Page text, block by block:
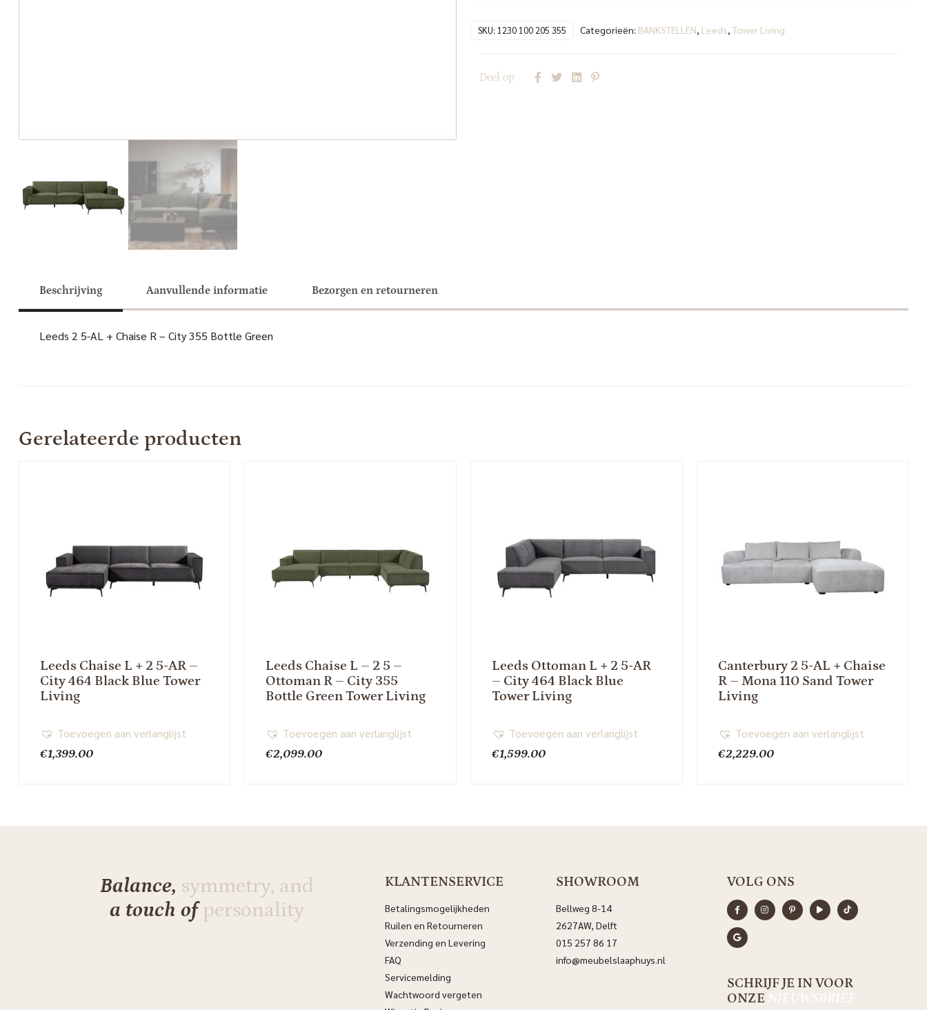
355
Tower
SKU: 1230 100 205 355 Categorieën: BANKSTELLEN, Leeds, Tower Living
Deel op
Beschrijving Aanvullende informatie Bezorgen en retourneren
Leeds 2 5-AL + Chaise R – City 355 Bottle Green
Gerelateerde producten
Leeds Chaise L + 2 5-AR –
City 464 Black Blue Tower
Living
€1,399.00
Toevoegen aan verlanglijst
Leeds Chaise L – 2 5 –
Ottoman R – City 355
Bottle Green Tower Living
€2,099.00
Toevoegen aan verlanglijst
Leeds Ottoman L + 2 5-AR
– City 464 Black Blue
Tower Living
€1,599.00
Toevoegen aan verlanglijst
Canterbury 2 5-AL + Chaise
R – Mona 110 Sand Tower
Living
€2,229.00
Toevoegen aan verlanglijst
Balance, symmetry, and
a touch ofpersonality
KLANTENSERVICE
Betalingsmogelijkheden
Ruilen en Retourneren
Verzending en Levering
FAQ
Servicemelding
Wachtwoord vergeten
SHOWROOM
Bellweg 8-14
2627AW, Delft
015 257 86 17
info@meubelslaaphuys.nl
VOLG ONS
SCHRIJF JE IN VOOR
ONZE NIEUWSBRIEF